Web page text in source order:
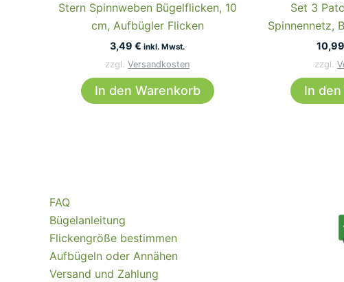
Stern Spinnweben Bügelflicken, 10
cm, Aufbügler Flicken
3,49 € inkl. Mwst.
zzgl. Versandkosten
In den Warenkorb
Set 3
Spinnennetz,
10,99
zzgl.
In
FAQ
Bügelanleitung
Flickengröße bestimmen
Aufbügeln oder Annähen
Versand und Zahlung